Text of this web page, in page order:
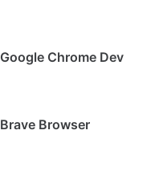
Google Chrome Dev
Brave Browser